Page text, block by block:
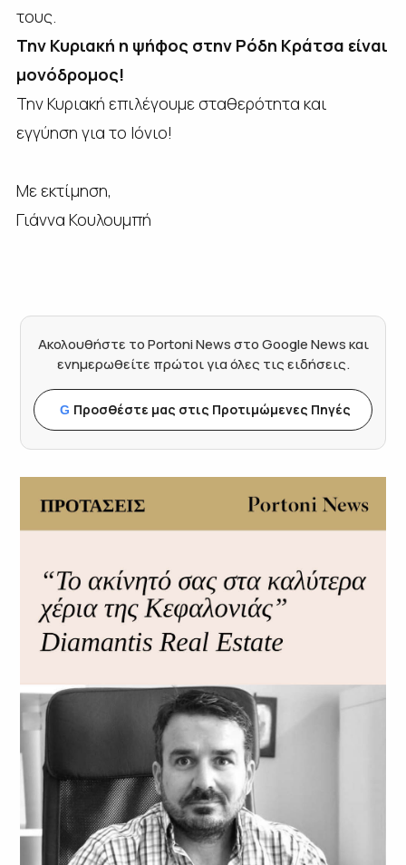
τους.
Την Κυριακή η ψήφος στην Ρόδη Κράτσα είναι
μονόδρομος!
Την Κυριακή επιλέγουμε σταθερότητα και
εγγύηση για το Ιόνιο!
Με εκτίμηση,
Γιάννα Κουλουμπή
Ακολουθήστε το Portoni News στο Google News και
ενημερωθείτε πρώτοι για όλες τις ειδήσεις.
G Προσθέστε μας στις Προτιμώμενες Πηγές